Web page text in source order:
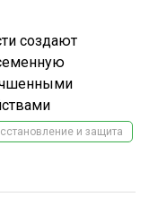
создают
и защита